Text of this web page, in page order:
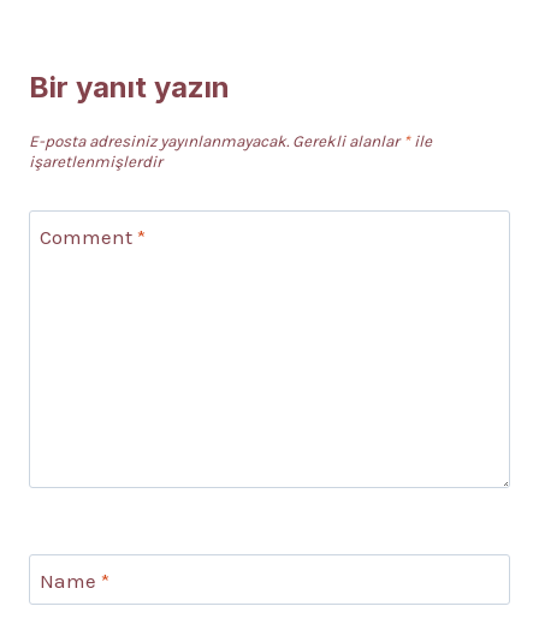
Bir yanıt yazın
E-posta adresiniz yayınlanmayacak. Gerekli alanlar *ile
işaretlenmişlerdir
Comment *
Name *